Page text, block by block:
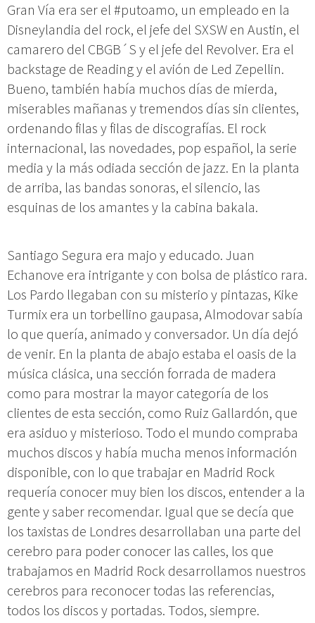
Gran Vía era ser el #putoamo, un empleado en la
Disneylandia del rock, el jefe del SXSW en Austin, el
camarero del CBGB´S y el jefe del Revolver. Era el
backstage de Reading y el avión de Led Zepellin.
Bueno, también había muchos días de mierda,
miserables mañanas y tremendos días sin clientes,
ordenando filas y filas de discografías. El rock
internacional, las novedades, pop español, la serie
media y la más odiada sección de jazz. En la planta
de arriba, las bandas sonoras, el silencio, las
esquinas de los amantes y la cabina bakala.
Santiago Segura era majo y educado. Juan
Echanove era intrigante y con bolsa de plástico rara.
Los Pardo llegaban con su misterio y pintazas, Kike
Turmix era un torbellino gaupasa, Almodovar sabía
lo que quería, animado y conversador. Un día dejó
de venir. En la planta de abajo estaba el oasis de la
música clásica, una sección forrada de madera
como para mostrar la mayor categoría de los
clientes de esta sección, como Ruiz Gallardón, que
era asiduo y misterioso. Todo el mundo compraba
muchos discos y había mucha menos información
disponible, con lo que trabajar en Madrid Rock
requería conocer muy bien los discos, entender a la
gente y saber recomendar. Igual que se decía que
los taxistas de Londres desarrollaban una parte del
cerebro para poder conocer las calles, los que
trabajamos en Madrid Rock desarrollamos nuestros
cerebros para reconocer todas las referencias,
todos los discos y portadas. Todos, siempre.